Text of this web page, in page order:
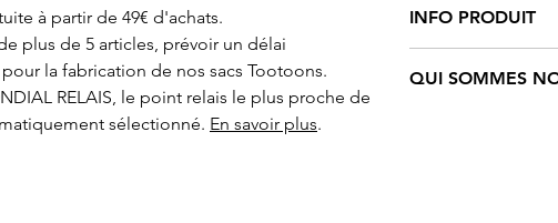
à partir de 49€ d'achats.
plus de 5 articles, prévoir un délai
la fabrication de nos sacs Tootoons.
RELAIS, le point relais le plus proche de
sélectionné. En savoir plus.
INFO PRODUIT
100% coton bio
QUI SOMMES